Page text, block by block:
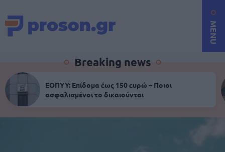
MENU
Breaking news
ΕΟΠΥΥ: Επίδομα έως 150 ευρώ – Ποιοι
ασφαλισμένοι το δικαιούνται